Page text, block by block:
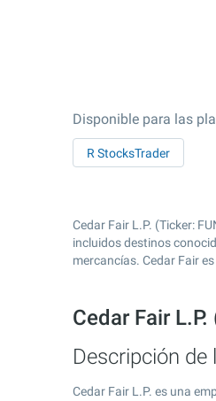
Disponible para las
R StocksTrader
Cedar Fair L.P. (Ticker:
incluidos destinos
mercancías. Cedar Fair
Cedar Fair
Descripción de
Cedar Fair L.P. es una